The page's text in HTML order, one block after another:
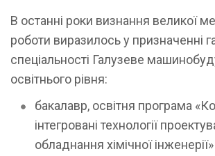
В останні роки визнання великої
роботи виразилось у призначенні
спеціальності Галузеве
освітнього рівня:
бакалавр, освітня програма
інтегровані технології
обладнання хімічної